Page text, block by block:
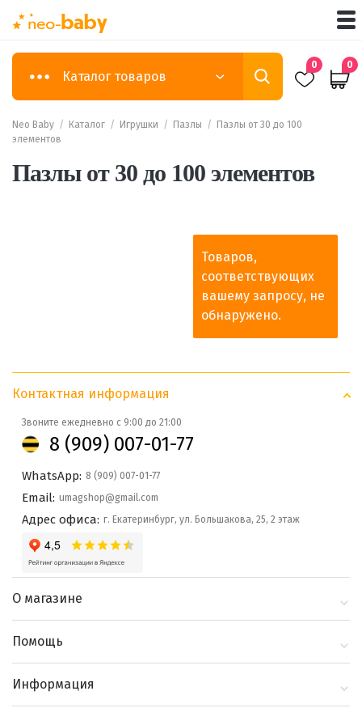
Каталог товаров
0 0
Neo Baby / Каталог / Игрушки / Пазлы /
Пазлы от 30 до 100
элементов
Пазлы от 30 до 100 элементов
Товаров,
соответствующих
вашему запросу, не
обнаружено.
Контактная информация
Звоните ежедневно с 9:00 до 21:00
8 (909) 007-01-77
WhatsApp: 8 (909) 007-01-77
Email: umagshop@gmail.com
Адрес офиса: г. Екатеринбург, ул. Большакова, 25, 2 этаж
О магазине
Блог
Помощь
Информация